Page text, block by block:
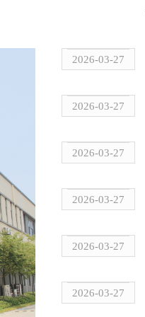
2026-03-27
2026-03-27
2026-03-27
2026-03-27
2026-03-27
2026-03-27